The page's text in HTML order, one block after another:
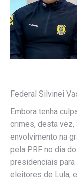
Federal Silvinei
Embora tenha
crimes, desta
envolvimento na
pela PRF no dia
presidenciais
eleitores de Lula,